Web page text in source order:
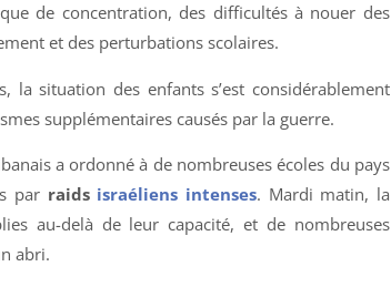
de concentration, des difficultés à nouer des
et des perturbations scolaires.
la situation des enfants s’est considérablement
supplémentaires causés par la guerre.
a ordonné à de nombreuses écoles du pays
par raids israéliens intenses. Mardi matin, la
au-delà de leur capacité, et de nombreuses
abri.